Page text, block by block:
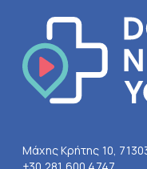
Μάχης Κρήτης 10,
+30 281 600 4747